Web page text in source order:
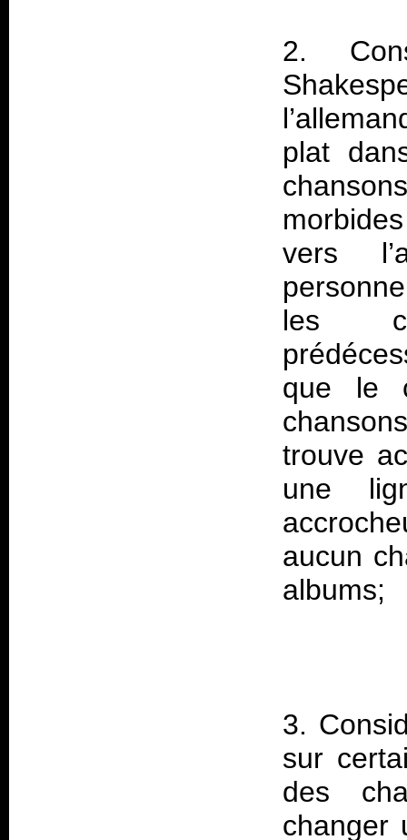
2.
plat
vers
les
que le
trouve
une
aucun
3.
sur
des
changer